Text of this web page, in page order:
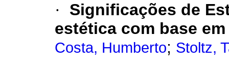
·
Significações de
estética com base
Costa, Humberto; Stoltz,